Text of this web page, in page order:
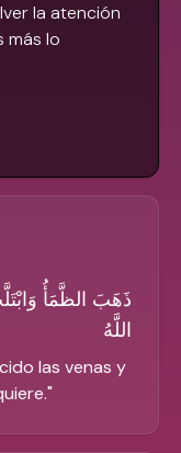
la atención
más lo
ذَهَبَ الظَّمَأُ
اللَّهُ
las venas y
"